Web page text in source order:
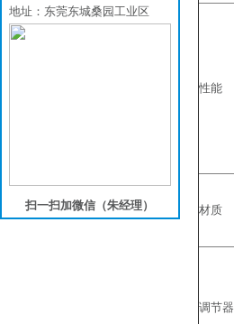
性能
材质
调节器
地址：东莞东城桑园工业区
扫一扫加微信（朱经理）